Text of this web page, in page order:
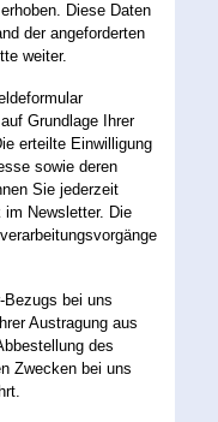
Diese Daten
der angeforderten
weiter.
Grundlage Ihrer
erteilte Einwilligung
sowie deren
Sie jederzeit
im Newsletter. Die
bei uns
Austragung aus
des
Zwecken bei uns